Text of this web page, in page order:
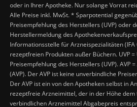
oder in Ihrer Apotheke. Nur solange Vorrat
Alle Preise inkl. MwSt. * Sparpotential
Preisempfehlung des Herstellers (UVP) oder
Herstellermeldung des
Informationsstelle für Arzneispezialitäten (IFA
rezeptfreien Produkten außer Büchern. UVP
Preisempfehlung des Herstellers (UVP). AVP
(AVP). Der AVP ist keine unverbindliche
Der AVP ist ein von den Apotheken selbst in
rezeptfreie Arzneimittel, der in der Höhe dem
verbindlichen Arzneimittel Abgabepreis